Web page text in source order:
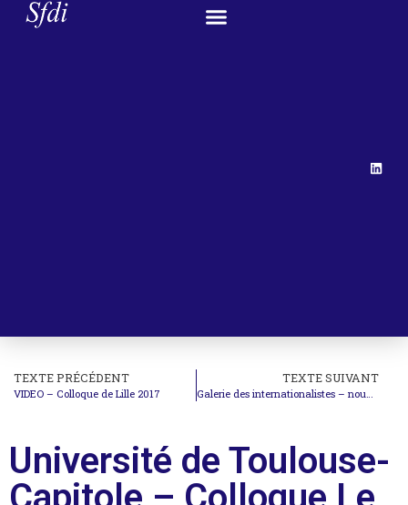
TEXTE PRÉCÉDENT
VIDEO – Colloque de Lille 2017
TEXTE SUIVANT
Galerie des internationalistes – nouveaux portraits
Université de Toulouse-